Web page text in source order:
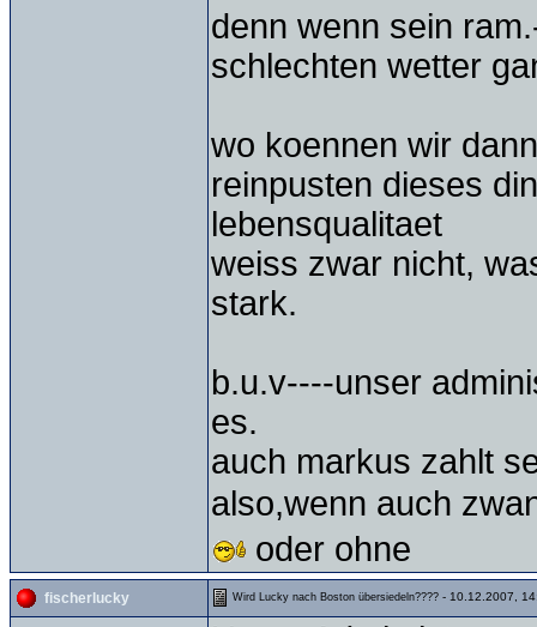
denn wenn sein
schlechten wetter
wo koennen wir
reinpusten dieses
lebensqualitaet
weiss zwar nicht,
stark.
b.u.v----unser
es.
auch markus zahlt
also,wenn auch
oder ohne
fischerlucky Wird Lucky nach Boston übersiedeln???? - 10.12.2007,